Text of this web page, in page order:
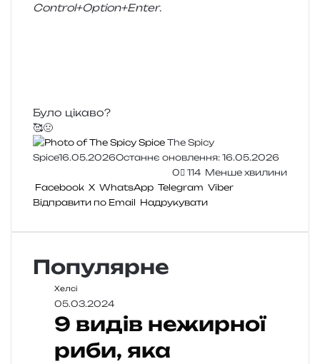
Control+Option+Enter.
Було цікаво?
🥰🤢
The Spicy
Spice16.05.2026Останнє оновлення: 16.05.2026
0
114 Менше хвилини
Facebook X WhatsApp Telegram Viber
Відправити по Email Надрукувати
Популярне
Хелсі
05.03.2024
9 видів нежирної
риби, яка